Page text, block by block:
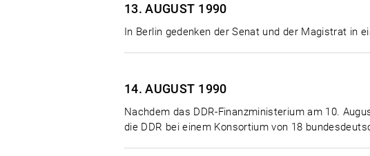
13. AUGUST 1990
In Berlin gedenken der Senat und der Magistrat in
14. AUGUST 1990
Nachdem das DDR-Finanzministerium am 10.
die DDR bei einem Konsortium von 18